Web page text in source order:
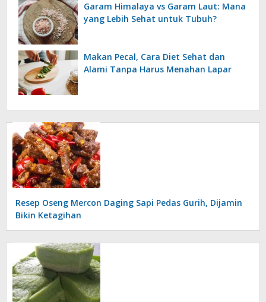
Garam Himalaya vs Garam Laut: Mana
yang Lebih Sehat untuk Tubuh?
Makan Pecal, Cara Diet Sehat dan
Alami Tanpa Harus Menahan Lapar
Resep Oseng Mercon Daging Sapi Pedas Gurih, Dijamin
Bikin Ketagihan